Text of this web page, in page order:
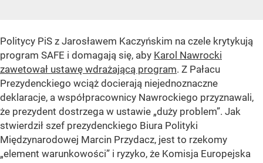
Politycy PiS z Jarosławem Kaczyńskim na czele krytykują
program SAFE i domagają się, aby Karol Nawrocki
zawetował ustawę wdrażającą program. Z Pałacu
Prezydenckiego wciąż docierają niejednoznaczne
deklaracje, a współpracownicy Nawrockiego przyznawali,
że prezydent dostrzega w ustawie „duży problem”. Jak
stwierdził szef prezydenckiego Biura Polityki
Międzynarodowej Marcin Przydacz, jest to rzekomy
„element warunkowości” i ryzyko, że Komisja Europejska